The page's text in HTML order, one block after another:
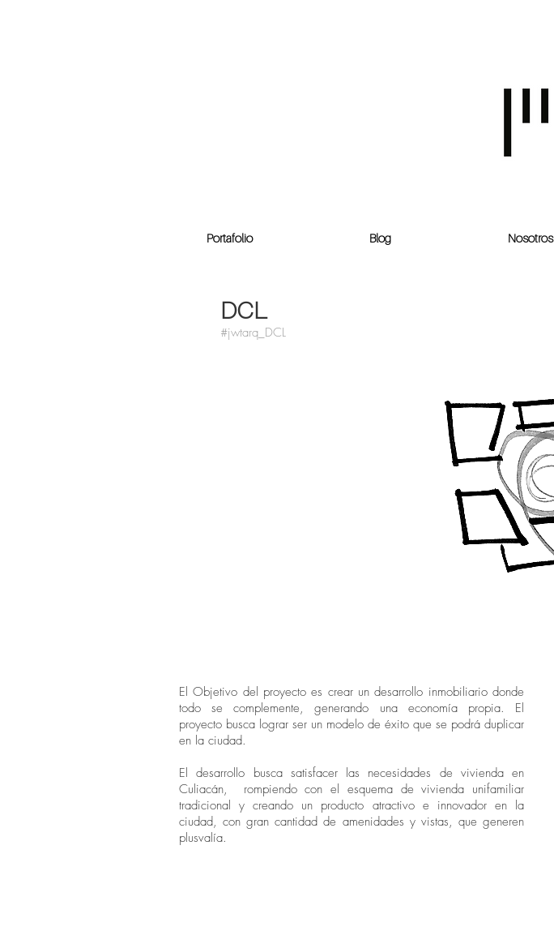
Portafolio Blog Nosotros
DCL
#jwtarq_DCL
El Objetivo del proyecto es crear un desarrollo inmobiliario donde
todo se complemente, generando una economía propia. El
proyecto busca lograr ser un modelo de éxito que se podrá duplicar
en la ciudad.
El desarrollo busca satisfacer las necesidades de vivienda en
Culiacán, rompiendo con el esquema de vivienda unifamiliar
tradicional y creando un producto atractivo e innovador en la
ciudad, con gran cantidad de amenidades y vistas, que generen
plusvalía.